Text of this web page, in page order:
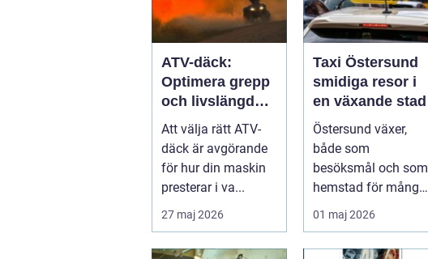
ATV-däck:
Optimera grepp
och livslängd
för din fyrhjuling
Att välja rätt ATV-
däck är avgörande
för hur din maskin
presterar i va...
27 maj 2026
Taxi Östersund
smidiga resor i
en växande stad
Östersund växer,
både som
besöksmål och som
hemstad för många
pendlare, studenter
och företagare. En...
01 maj 2026